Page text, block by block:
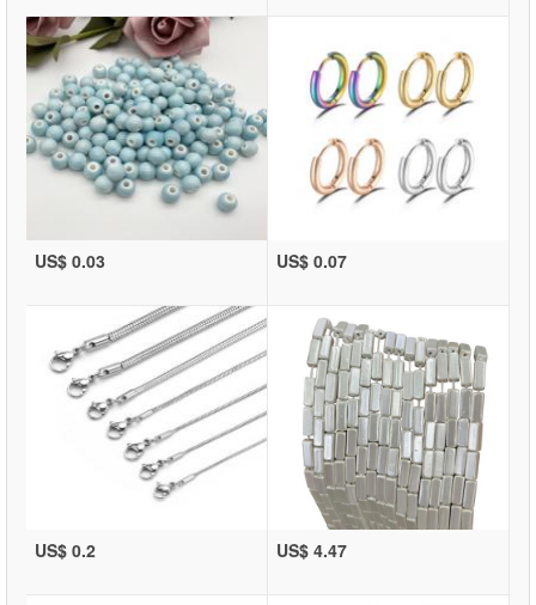
US$ 0.03 US$ 0.07
US$ 0.2 US$ 4.47